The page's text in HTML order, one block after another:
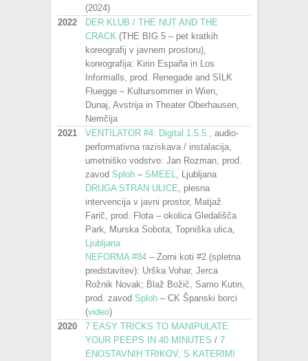
(2024)
2022
DER KLUB / THE NUT AND THE
CRACK (THE BIG 5 – pet kratkih
koreografij v javnem prostoru),
koreografija: Kirin España in Los
Informalls, prod. Renegade and SILK
Fluegge – Kultursommer in Wien,
Dunaj, Avstrija in Theater Oberhausen,
Nemčija
2021
VENTILATOR #4: Digital 1.5.5.
, audio-
performativna raziskava / instalacija,
umetniško vodstvo: Jan Rozman, prod.
zavod Sploh – SMEEL
, Ljubljana
DRUGA STRAN ULICE , plesna
intervencija v javni prostor, Matjaž
Farič, prod. Flota – okolica Gledališča
Park, Murska Sobota; Topniška ulica,
Ljubljana
NEFORMA #84 – Zorni koti #2 (spletna
predstavitev): Urška Vohar, Jerca
Rožnik Novak; Blaž Božič, Samo Kutin,
prod. zavod Sploh – CK Španski borci
(video)
2020
7 EASY TRICKS TO MANIPULATE
YOUR PEEPS IN 40 MINUTES / 7
ENOSTAVNIH TRIKOV, S KATERIMI